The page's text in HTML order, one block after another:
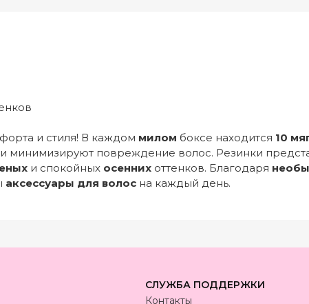
и стиля! В каждом милом боксе находится 10
минимизируют повреждение волос. Резинки
и спокойных осенних оттенков. Благодаря
аксессуары для волос на каждый день.
СЛУЖБА ПОДДЕРЖКИ
Контакты